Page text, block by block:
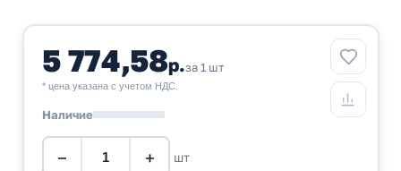
5 774,58р.за 1 шт
* цена указана с учетом НДС.
Наличие
− + шт